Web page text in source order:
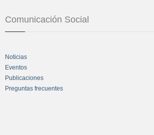
Comunicación Social
Noticias
Eventos
Publicaciones
Preguntas frecuentes